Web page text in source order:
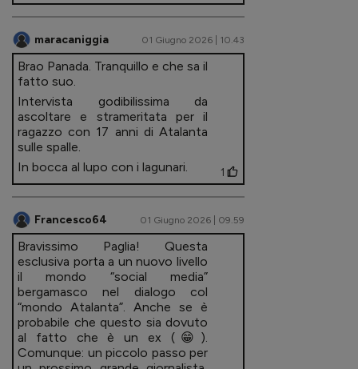
maracaniggia 01 Giugno 2026 | 10.43
Brao Panada. Tranquillo e che sa il
fatto suo.
Intervista godibilissima da
ascoltare e strameritata per il
ragazzo con 17 anni di Atalanta
sulle spalle.
In bocca al lupo con i lagunari.
1
Francesco64 01 Giugno 2026 | 09.59
Bravissimo Paglia! Questa
esclusiva porta a un nuovo livello
il mondo “social media”
bergamasco nel dialogo col
“mondo Atalanta”. Anche se è
probabile che questo sia dovuto
al fatto che è un ex (😁).
Comunque: un piccolo passo per